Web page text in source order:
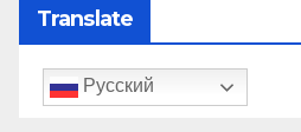
Translate
Русский